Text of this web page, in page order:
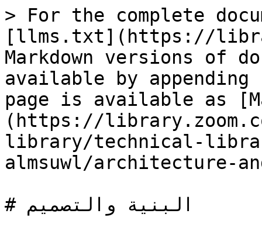
> For the complete
[llms.txt](https://
Markdown versions of
available by
page is available as
(https://
library/technical-
almsuwl/architecture-
# البنية والتصميم